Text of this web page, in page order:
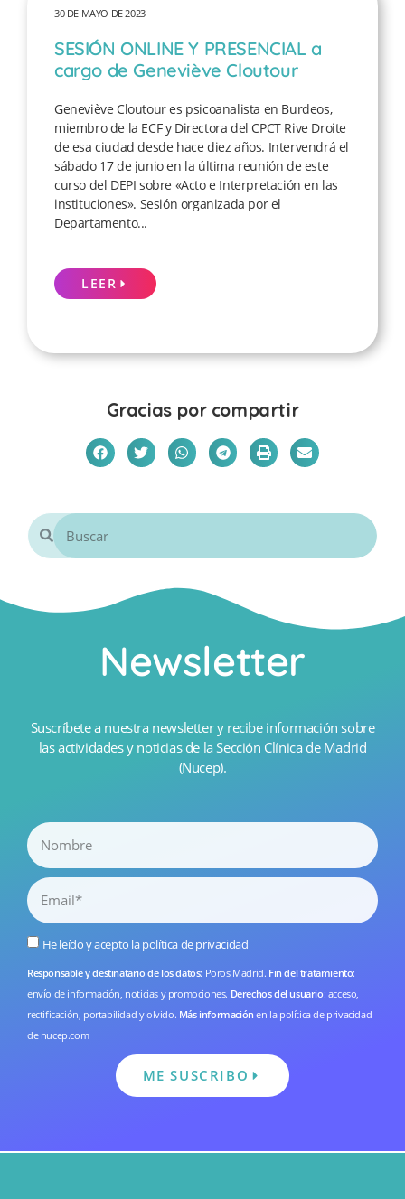
30 DE MAYO DE 2023
SESIÓN ONLINE Y PRESENCIAL a
cargo de Geneviève Cloutour
Geneviève Cloutour es psicoanalista en Burdeos,
miembro de la ECF y Directora del CPCT Rive Droite
de esa ciudad desde hace diez años. Intervendrá el
sábado 17 de junio en la última reunión de este
curso del DEPI sobre «Acto e Interpretación en las
instituciones». Sesión organizada por el
Departamento...
LEER
Gracias por compartir
Newsletter
Suscríbete a nuestra newsletter y recibe información sobre
las actividades y noticias de la Sección Clínica de Madrid
(Nucep).
He leído y acepto lapolítica de privacidad
Responsable y destinatario de los datos: Poros Madrid. Fin del tratamiento:
envío de información, noticias y promociones. Derechos del usuario: acceso,
rectificación, portabilidad y olvido. Más información en la política de privacidad
de nucep.com
ME SUSCRIBO